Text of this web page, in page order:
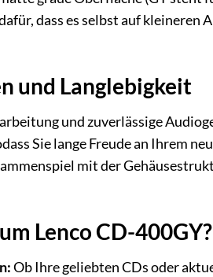
dass es selbst auf
und Langlebigkeit
und zuverlässige
Sie lange Freude an Ihrem
mit der
Lenco CD-400GY?
Ob Ihre geliebten CDs oder